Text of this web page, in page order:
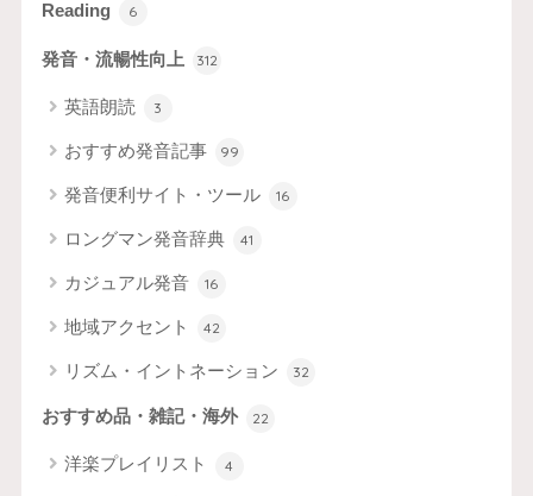
Reading 6
発音・流暢性向上 312
英語朗読 3
おすすめ発音記事 99
発音便利サイト・ツール 16
ロングマン発音辞典 41
カジュアル発音 16
地域アクセント 42
リズム・イントネーション 32
おすすめ品・雑記・海外 22
洋楽プレイリスト 4